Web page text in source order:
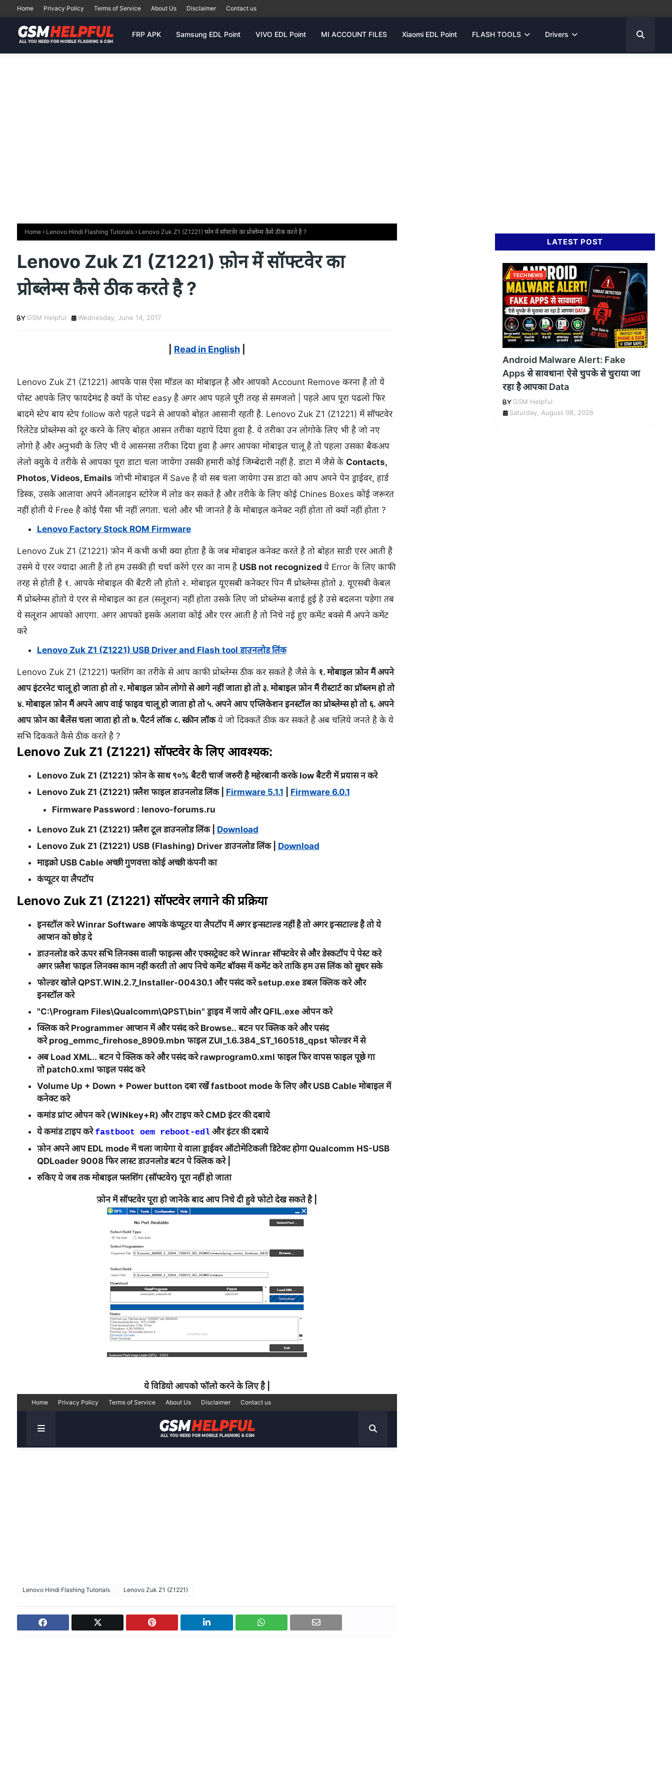
Home Privacy Policy Terms of Service About Us Disclaimer Contact us
FRP APK Samsung EDL Point VIVO EDL Point MI ACCOUNT FILES Xiaomi EDL Point FLASH TOOLS Drivers
Home Lenovo Hindi Flashing Tutorials Lenovo Zuk Z1 (Z1221) फ़ोन में सॉफ्टवेर का प्रोब्लेम्स कैसे ठीक करते है ?
Lenovo Zuk Z1 (Z1221) फ़ोन में सॉफ्टवेर का
प्रोब्लेम्स कैसे ठीक करते है ?
GSM Helpful Wednesday, June 14, 2017
Read in English|
Lenovo Zuk Z1 (Z1221) आपके पास ऐसा मॉडल का मोबाइल है और आपको Account Remove करना है तो ये
पोस्ट आपके लिए फायदेमंद है क्यों के पोस्ट easy है अगर आप पहले पूरी तरह से समजलो | पहले आप पूरा पढलो फिर
बादमे स्टेप बाय स्टेप follow करो पहले पढने से आपको बोहत आसानी रहती है. Lenovo Zuk Z1 (Z1221) में सॉफ्टवेर
रिलेटेड प्रोब्लेम्स को दूर करने के लिए बोहत आसन तरीका यहापे दिया हुवा है. ये तरीका उन लोगोके लिए भी है जो नए
लोगो है और अनुभवी के लिए भी ये आसनसा तरीका दिया हुवा है अगर आपका मोबाइल चालू है तो पहला उसका बैकअप
लेलो क्युके ये तरीके से आपका पूरा डाटा चला जायेगा उसकी हमारी कोई जिम्बेदारी नहीं है. डाटा में जैसे के Contacts,
Photos, Videos, Emails जोभी मोबाइल में Save है वो सब चला जायेगा उस डाटा को आप अपने पेन ड्राईवर, हार्ड
डिस्क, उसके आलावा अपने ऑनलाइन स्टोरेज में लोड कर सकते है और तरीके के लिए कोई Chines Boxes कोई जरूरत
नहीं होती ये Free है कोई पैसा भी नहीं लगता. चलो और भी जानते है के मोबाइल कनेक्ट नहीं होता तो क्यों नहीं होता ?
Lenovo Factory Stock ROM Firmware
Lenovo Zuk Z1 (Z1221) फ़ोन में कभी कभी क्या होता है के जब मोबाइल कनेक्ट करते है तो बोहत साडी एरर आती है
उसमे ये एरर ज्यादा आती है तो हम उसकी ही चर्चा करेंगे एरर का नाम है USB not recognized ये Error के लिए काफी
तरह से होती है १. आपके मोबाइल की बैटरी लौ होतो २. मोबाइल यूएसबी कनेक्टर पिन मैं प्रोब्लेम्स होतो ३. यूएसबी केबल
मैं प्रोब्लेम्स होतो ये एरर से मोबाइल का हल (सलूशन) नहीं होता उसके लिए जो प्रोब्लेम्स बताई हुई है उसे बदलना पड़ेगा तब
ये सलूशन आपको आएगा. अगर आपको इसके अलावा कोई और एरर आती है तो निचे नई हुए कमेंट बक्से मैं अपने कमेंट
करे
Lenovo Zuk Z1 (Z1221) USB Driver and Flash tool डाउनलोड लिंक
Lenovo Zuk Z1 (Z1221) फ्लशिंग का तरीके से आप काफी प्रोब्लेम्स ठीक कर सकते है जैसे के १. मोबाइल फ़ोन मैं अपने
आप इंटरनेट चालू हो जाता हो तो २. मोबाइल फ़ोन लोगो से आगे नहीं जाता हो तो ३. मोबाइल फ़ोन मैं रीस्टार्ट का प्रॉब्लम हो तो
४. मोबाइल फ़ोन मैं अपने आप वाई फाइव चालू हो जाता हो तो ५. अपने आप एप्लिकेशन इनस्टॉल का प्रोब्लेम्स हो तो ६. अपने
आप फ़ोन का बैलेंस चला जाता हो तो ७. पैटर्न लॉक ८. स्क्रीन लॉकये जो दिक्कतें ठीक कर सकते है अब चलिये जनते है के ये
सभि दिककते कैसे ठीक करते है ?
Lenovo Zuk Z1 (Z1221) सॉफ्टवेर के लिए आवश्यक:
Lenovo Zuk Z1 (Z1221) फ़ोन के साथ ९०% बैटरी चार्ज जरुरी है महेरबानी करके low बैटरी में प्रयास न करे
Lenovo Zuk Z1 (Z1221) फ़्लैश फाइल डाउनलोड लिंक | Firmware 5.1.1
Firmware 6.0.1
Firmware Password : lenovo-forums.ru
Lenovo Zuk Z1 (Z1221) फ़्लैश टूल डाउनलोड लिंक | Download
Lenovo Zuk Z1 (Z1221) USB (Flashing) Driver डाउनलोड लिंक | Download
माइक्रो USB Cable अच्छी गुणवत्ता कोई अच्छी कंपनी का
कंप्यूटर या लैपटॉप
Lenovo Zuk Z1 (Z1221) सॉफ्टवेर लगाने की प्रक्रिया
इनस्टॉल करेWinrarSoftware आपके कंप्यूटर या लैपटॉप में अगर इन्सटाल्ड नहीं है तो अगर इन्सटाल्ड है तो ये
आप्शन को छोड़ दे
डाउनलोड करे ऊपर सभि लिनक्स वाली फाइल्स और एक्सट्रेक्ट करे Winrar सॉफ्टवेर से और डेस्कटॉप पे पेस्ट करे
अगर फ़्लैश फाइल लिनक्स काम नहीं करती तो आप निचे कमेंट बॉक्स में कमेंट करे ताकि हम उस लिंक को सुधर सके
फोल्डर खोले QPST.WIN.2.7_Installer-00430.1 और पसंद करेsetup.exe डबल क्लिक करे और
इनस्टॉल करे
"C:\Program Files\Qualcomm\QPST\bin" ड्राइव में जाये और QFIL.exeओपन करे
क्लिक करे Programmer आप्शन में और पसंद करे Browse.. बटन पर क्लिक करे और पसंद
करे prog_emmc_firehose_8909.mbn फाइल ZUI_1.6.384_ST_160518_qpst फोल्डर में से
अबLoad XML.. बटन पे क्लिक करे और पसंद करे rawprogram0.xml फाइल फिर वापस फाइल पूछे गा
तो patch0.xml फाइल पसंद करे
Volume Up + Down + Power button दबा रखें fastboot mode के लिए और USB Cable मोबाइल में
कनेक्ट करे
कमांड प्रांप्ट ओपन करे (WINkey+R) और टाइप करे CMD इंटर की दबाये
ये कमांड टाइप करे fastboot oem reboot-edlऔर इंटर की दबाये
फ़ोन अपने आप EDL mode में चला जायेगा ये वाला ड्राईवर ऑटोमेटिकली डिटेक्ट होगा Qualcomm HS-USB
QDLoader 9008 फिर लास्ट डाउनलोड बटन पे क्लिक करे |
रुकिए ये जब तक मोबाइल फ्लशिंग (सॉफ्टवेर) पूरा नहीं हो जाता
फ़ोन में सॉफ्टवेर पूरा हो जानेके बाद आप निचे दी हुवे फोटो देख सकते है |
ये विडियो आपको फॉलो करने के लिए है |
Lenovo Hindi Flashing Tutorials Lenovo Zuk Z1 (Z1221)
LATEST POST
TECH NEWS
Android Malware Alert: Fake
Apps से सावधान! ऐसे चुपके से चुराया जा
रहा है आपका Data
GSM Helpful
Saturday, August 08, 2026